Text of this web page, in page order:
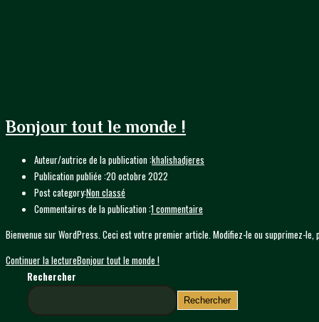
Bonjour tout le monde !
Auteur/autrice de la publication :khalishadjeres
Publication publiée :20 octobre 2022
Post category:Non classé
Commentaires de la publication :1 commentaire
Bienvenue sur WordPress. Ceci est votre premier article. Modifiez-le ou supprimez-le,
Continuer la lectureBonjour tout le monde !
Rechercher
Rechercher